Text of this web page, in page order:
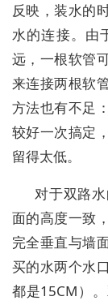
反映，装水的
水的连接。由
远，一根软管
来连接两根软
方法也有不足
较好一次搞定
留得太低。
对于双路
面的高度一致
完全垂直与墙
买的水两个水
都是15CM）